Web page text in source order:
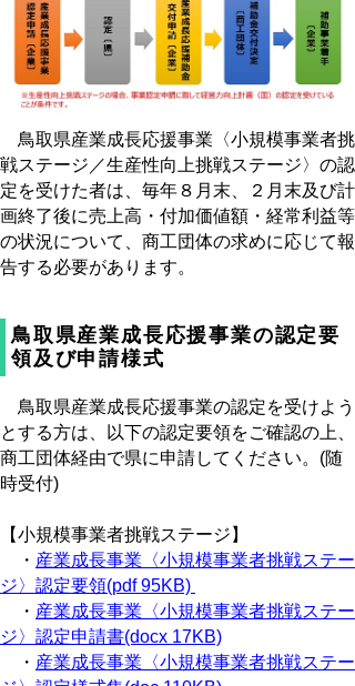
鳥取県産業成長応援事業〈小規模事業者挑
戦ステージ／生産性向上挑戦ステージ〉の認
定を受けた者は、毎年８月末、２月末及び計
画終了後に売上高・付加価値額・経常利益等
の状況について、商工団体の求めに応じて報
告する必要があります。
鳥取県産業成長応援事業の認定要
領及び申請様式
鳥取県産業成長応援事業の認定を受けよう
とする方は、以下の認定要領をご確認の上、
商工団体経由で県に申請してください。(随
時受付)
【小規模事業者挑戦ステージ】
・ 産業成長事業〈小規模事業者挑戦ステー
ジ〉認定要領(pdf 95KB)
・ 産業成長事業〈小規模事業者挑戦ステー
ジ〉認定申請書(docx 17KB)
・ 産業成長事業〈小規模事業者挑戦ステー